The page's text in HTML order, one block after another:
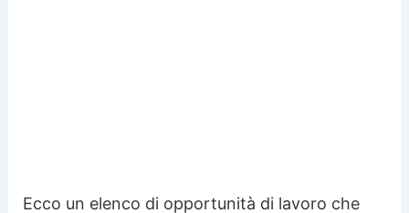
Ecco un elenco di opportunità di lavoro che